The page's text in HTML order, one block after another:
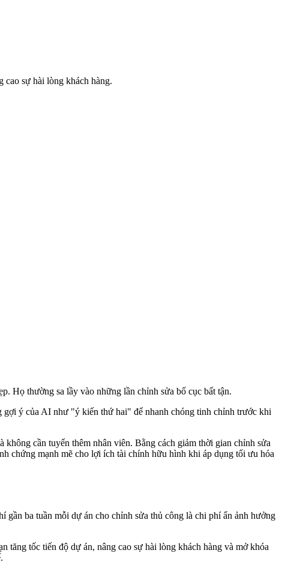
cao sự hài lòng khách hàng.
Họ thường sa lầy vào những lần chỉnh sửa bố cục bất tận.
gợi ý của AI như "ý kiến thứ hai" để nhanh chóng tinh chỉnh trước khi
cần tuyển thêm nhân viên. Bằng cách giảm thời gian chỉnh sửa
chứng mạnh mẽ cho lợi ích tài chính hữu hình khi áp dụng tối ưu hóa
ba tuần mỗi dự án cho chỉnh sửa thủ công là chi phí ẩn ảnh hưởng
tăng tốc tiến độ dự án, nâng cao sự hài lòng khách hàng và mở khóa